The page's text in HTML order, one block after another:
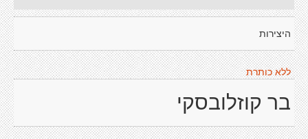
היצירות
ללא כותרת
בר קוזלובסקי